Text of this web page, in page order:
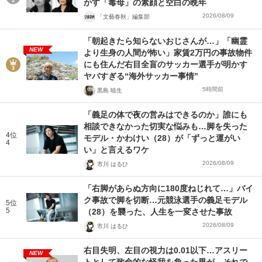
かす「毒母」の素顔と空白の晩年
「文藝春秋」編集部 2026/08/09
NEW
「朝起きたら知らないおじさんが…」「幽霊
より生身の人間が怖い」家賃2万円の事故物件
にも住んだ右目全盲のサッカー選手が明かす
ヤバすぎる“海外サッカー事情”
黒島 暁生 5時間前
4位
4
「義足の体で夜の営みはできるのか」誰にも
相談できなかった切実な悩みも…脚を失った
モデル・かわけい（28）が「ずっと運がい
い」と言えるワケ
市川 はるひ 2026/08/09
5位
5
「右脚があらぬ方向に180度ねじれて…」バイ
ク事故で脚を切断…元競泳選手の義足モデル
（28）を襲った、人生を一変させた事故
市川 はるひ 2026/08/09
NEW
右目失明、左目の視力は0.01以下…アスリー